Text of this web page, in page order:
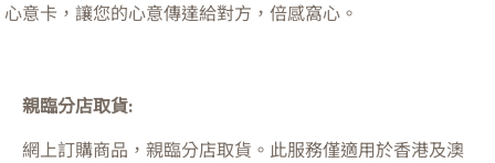
心意卡，讓您的心意傳達給對方，倍感窩心。
親臨分店取貨:
網上訂購商品，親臨分店取貨。此服務僅適用於香港及澳